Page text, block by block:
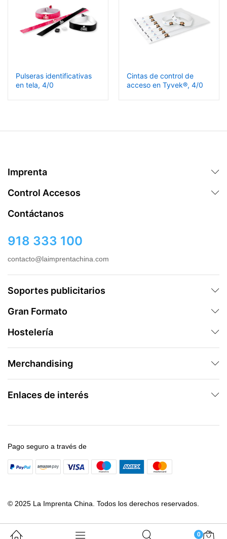
Pulseras identificativas
en tela, 4/0
Cintas de control de
acceso en Tyvek®, 4/0
Imprenta
Control Accesos
Contáctanos
918 333 100
contacto@laimprentachina.com
Soportes publicitarios
Gran Formato
Hostelería
Merchandising
Enlaces de interés
© 2025 La Imprenta China. Todos los derechos reservados.
Pago seguro a través de
0